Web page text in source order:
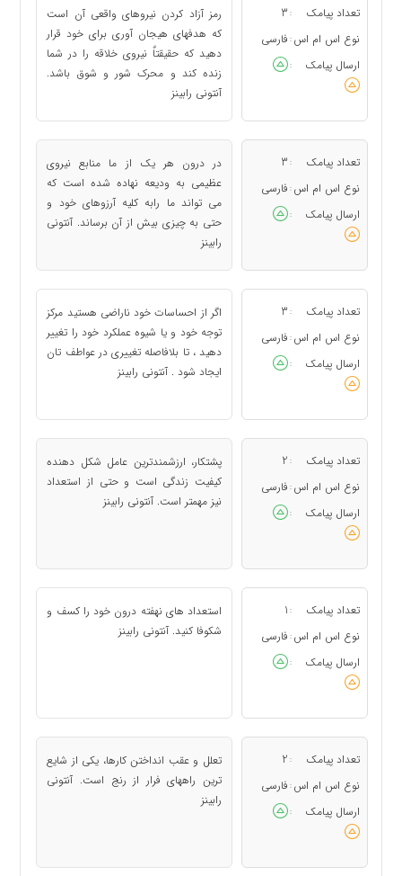
تعداد پیامک :
3
نوع اس ام اس : فارسی
ارسال پیامک
:
رمز آزاد کردن نیروهای واقعی آن است
که هدفهای هیجان آوری برای خود قرار
دهید که حقیقتاٌ نیروی خلاقه را در شما
زنده کند و محرک شور و شوق باشد.
آنتونی رابینز
تعداد پیامک :
3
نوع اس ام اس : فارسی
ارسال پیامک
:
در درون هر یک از ما منابع نیروی
عظیمی به ودیعه نهاده شده است که
می تواند ما رابه کلیه آرزوهای خود و
حتی به چیزی بیش از آن برساند. آنتونی
رابینز
تعداد پیامک :
3
نوع اس ام اس : فارسی
ارسال پیامک
:
اگر از احساسات خود ناراضی هستید مرکز
توجه خود و یا شیوه عملکرد خود را تغییر
دهید ، تا بلافاصله تغییری در عواطف تان
ایجاد شود . آنتونی رابینز
تعداد پیامک :
2
نوع اس ام اس : فارسی
ارسال پیامک
:
پشتکار، ارزشمندترین عامل شکل دهنده
کیفیت زندگی است و حتی از استعداد
نیز مهمتر است. آنتونی رابینز
تعداد پیامک :
1
نوع اس ام اس : فارسی
ارسال پیامک
:
استعداد های نهفته درون خود را کسف و
شکوفا کنید. آنتونی رابینز
تعداد پیامک :
2
نوع اس ام اس : فارسی
ارسال پیامک
:
تعلل و عقب انداختن کارها، یکی از شایع
ترین راههای فرار از رنج است. آنتونی
رابینز